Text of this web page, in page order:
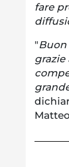
fare
"Buon